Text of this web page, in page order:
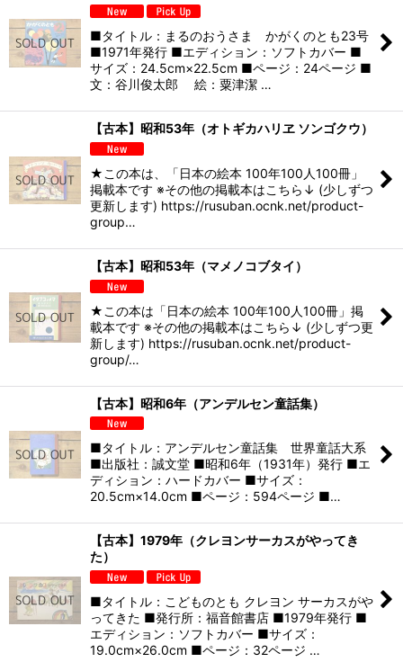
■タイトル：まるのおうさま かがくのとも23号
■1971年発行 ■エディション：ソフトカバー ■
サイズ：24.5cm×22.5cm ■ページ：24ページ ■
文：谷川俊太郎 絵：粟津潔 …
【古本】昭和53年（オトギカハリヱ ソンゴクウ）
★この本は、「日本の絵本 100年100人100冊」
掲載本です ※その他の掲載本はこちら↓ (少しずつ
更新します) https://rusuban.ocnk.net/product-
group…
【古本】昭和53年（マメノコブタイ）
★この本は「日本の絵本 100年100人100冊」掲
載本です ※その他の掲載本はこちら↓ (少しずつ更
新します) https://rusuban.ocnk.net/product-
group/…
【古本】昭和6年（アンデルセン童話集）
■タイトル：アンデルセン童話集 世界童話大系
■出版社：誠文堂 ■昭和6年（1931年）発行 ■エ
ディション：ハードカバー ■サイズ：
20.5cm×14.0cm ■ページ：594ページ ■…
【古本】1979年（クレヨンサーカスがやってき
た）
■タイトル：こどものとも クレヨン サーカスがや
ってきた ■発行所：福音館書店 ■1979年発行 ■
エディション：ソフトカバー ■サイズ：
19.0cm×26.0cm ■ページ：32ページ …